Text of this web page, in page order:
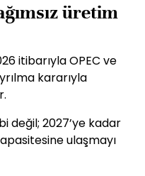
üretim
itibarıyla OPEC ve
kararıyla
değil; 2027’ye kadar
ulaşmayı